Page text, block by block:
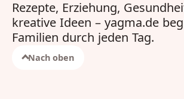
Rezepte, Erziehung,
kreative Ideen – yagma.de
Familien durch jeden Tag.
Nach oben